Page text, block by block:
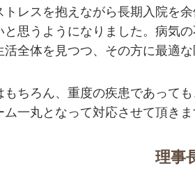
レスを抱えながら長期入院を
思うようになりました。病気
全体を見つつ、その方に最適
ちろん、重度の疾患であって
一丸となって対応させて頂きま
理事